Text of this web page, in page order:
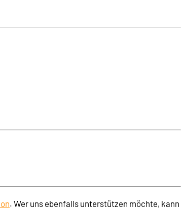
. Wer uns ebenfalls unterstützen möchte, kann